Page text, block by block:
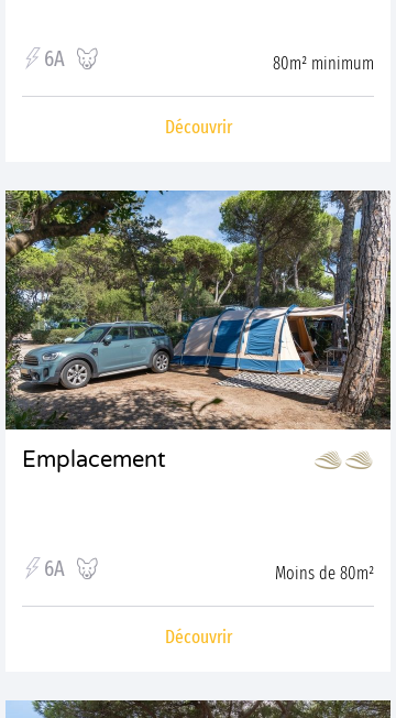
6A 80m² minimum
Découvrir
Emplacement
6A Moins de 80m²
Découvrir